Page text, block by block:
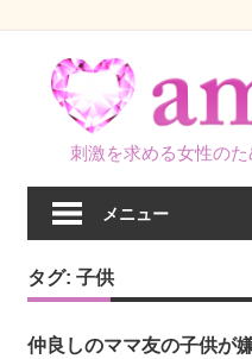
刺激を求める女性の
メニュー
タグ: 子供
仲良しのママ友の子供が